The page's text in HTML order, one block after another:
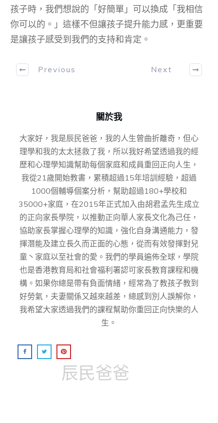
孩子時，我們想說的「好簡單」可以換成「我相信
你可以的。」這樣不但讓孩子提升能力感，更重要
是讓孩子感受到我們的支持和肯定。
Previous Next
關於我
大家好，我是辰民爸爸，我的人生曾曲折離奇，但心
理學和我的太太拯救了我，所以我好希望透過我的經
歷和心理學知識幫助每個家庭和成員重回正向人生，
我從21歲開始教書，累積超過15年培訓經驗，超過
1000個輔導個案分析，幫助超過180+學校和
35000+家庭，在2015年正式加入由胡君孟先⽣成⽴
的正向家⻑學院，以推動正向華⼈家⻑⽂化為⼰任，
協助家⻑掌握⼼理學的知識，強化⾃身溝通能⼒，發
揮潛能及建⽴⻑久⽽正⾯的⼼態，從而有效發揮對兒
童丶家庭以至社會的愛。我們的學員遍佈全球，學院
也是香港教育局和社會福利署認可家長教育課程和機
構。如果你總是帶有負面情緒，經常為了教孩子教到
好勞氣，夫妻關係又越來越差，總感到別人誤解你，
我希望大家透過我們的課程幫助你重回正向快樂的人
生。
辰民爸爸